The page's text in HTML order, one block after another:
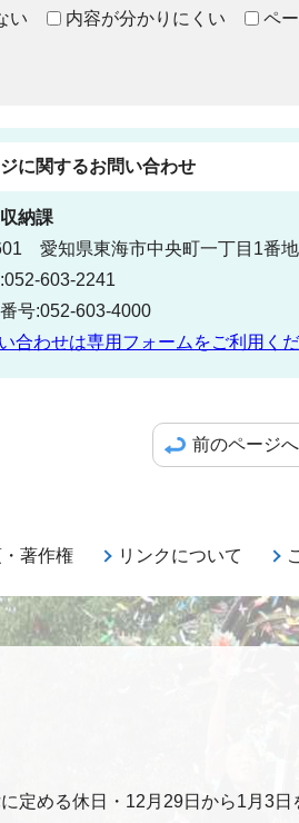
い
内容が分かりにくい ペ
に関するお問い合わせ
収納課
愛知県東海市中央町一丁目1番地
603-2241
号:052-603-4000
合わせは専用フォームをご利用くだ
前のページ
著作権 リンクについて
定める休日・12月29日から1月3日